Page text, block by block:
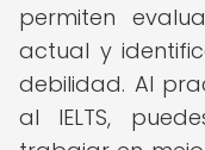
permiten
actual y
debilidad. Al
al IELTS,